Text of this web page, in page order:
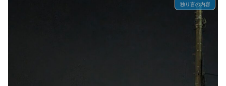
独り言の内容